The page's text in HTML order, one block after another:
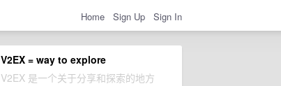
Home Sign Up Sign In
V2EX = way to explore
V2EX 是一个关于分享和探索的地方